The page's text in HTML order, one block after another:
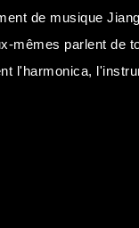
de musique
mêmes parlent de
l'harmonica,